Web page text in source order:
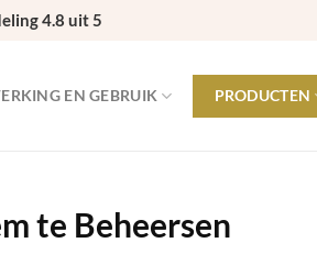
4.8 uit 5
EN GEBRUIK PRODUCTEN
te Beheersen